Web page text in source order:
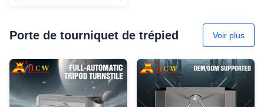
Porte de tourniquet de trépied Voir plus